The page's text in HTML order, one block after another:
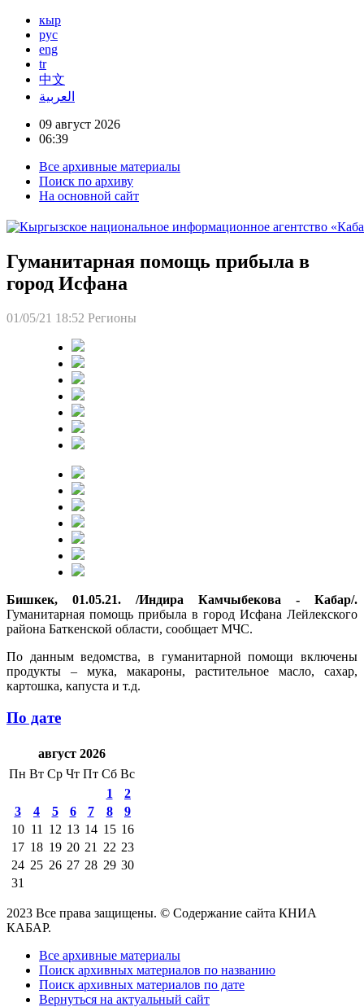
кыр
рус
eng
tr
中文
العربية
09 август 2026
06:39
Все архивные материалы
Поиск по архиву
На основной сайт
Гуманитарная помощь прибыла в
город Исфана
01/05/21 18:52 Регионы
Бишкек, 01.05.21. /Индира Камчыбекова - Кабар/.
Гуманитарная помощь прибыла в город Исфана Лейлекского
района Баткенской области, сообщает МЧС.
По данным ведомства, в гуманитарной помощи включены
продукты – мука, макароны, растительное масло, сахар,
картошка, капуста и т.д.
По дате
август 2026
Пн Вт Ср Чт Пт Сб Вс
1
2
3
4 5 6 7 8
9
10 11 12 13 14 15 16
17 18 19 20 21 22 23
24 25 26 27 28 29 30
31
2023 Все права защищены. © Содержание сайта КНИА
КАБАР.
Все архивные материалы
Поиск архивных материалов по названию
Поиск архивных материалов по дате
Вернуться на актуальный сайт